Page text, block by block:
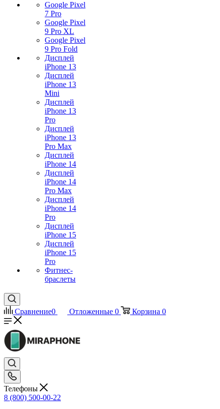
Google Pixel
7 Pro
Google Pixel
9 Pro XL
Google Pixel
9 Pro Fold
Дисплей
iPhone 13
Дисплей
iPhone 13
Mini
Дисплей
iPhone 13
Pro
Дисплей
iPhone 13
Pro Max
Дисплей
iPhone 14
Дисплей
iPhone 14
Pro Max
Дисплей
iPhone 14
Pro
Дисплей
iPhone 15
Дисплей
iPhone 15
Pro
Фитнес-
браслеты
Сравнение0 Отложенные 0 Корзина 0
Телефоны
8 (800) 500-00-22